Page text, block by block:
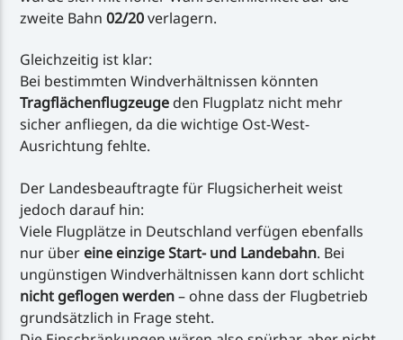
zweite Bahn02/20verlagern.
Gleichzeitig ist klar:
Bei bestimmten Windverhältnissen könnten
Tragflächenflugzeuge den Flugplatz nicht mehr
sicher anfliegen, da die wichtige Ost-West-
Ausrichtung fehlte.
Der Landesbeauftragte für Flugsicherheit weist
jedoch darauf hin:
Viele Flugplätze in Deutschland verfügen ebenfalls
nur über eine einzige Start- und Landebahn. Bei
ungünstigen Windverhältnissen kann dort schlicht
nicht geflogen werden– ohne dass der Flugbetrieb
grundsätzlich in Frage steht.